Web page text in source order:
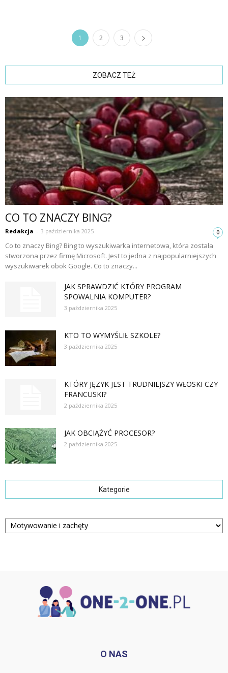
1 2 3
ZOBACZ TEŻ
CO TO ZNACZY BING?
Redakcja - 3 października 2025 0
Co to znaczy Bing? Bing to wyszukiwarka internetowa, która została
stworzona przez firmę Microsoft. Jest to jedna z najpopularniejszych
wyszukiwarek obok Google. Co to znaczy...
JAK SPRAWDZIĆ KTÓRY PROGRAM
SPOWALNIA KOMPUTER?
3 października 2025
KTO TO WYMYŚLIŁ SZKOLE?
3 października 2025
KTÓRY JĘZYK JEST TRUDNIEJSZY WŁOSKI CZY
FRANCUSKI?
2 października 2025
JAK OBCIĄŻYĆ PROCESOR?
2 października 2025
Kategorie
Kategorie
O NAS